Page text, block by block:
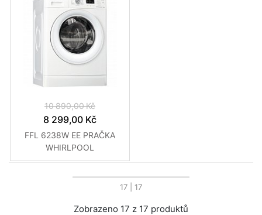
10 890,00 Kč
8 299,00 Kč
FFL 6238W EE PRAČKA
WHIRLPOOL
17 | 17
Zobrazeno 17 z 17 produktů